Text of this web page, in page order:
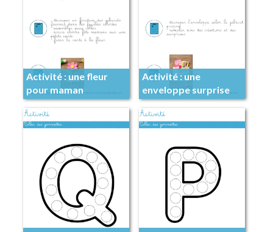
Activité : une fleur
pour maman
Activité : une
enveloppe surprise
pour maman